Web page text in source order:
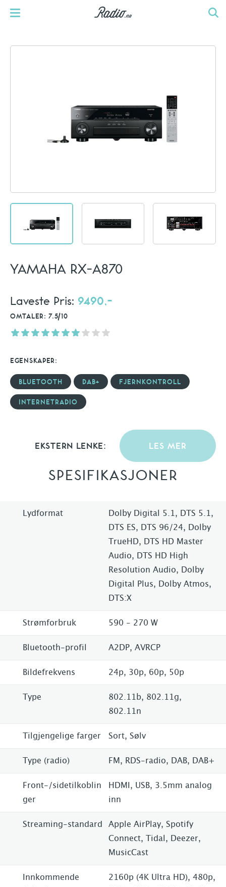
YAMAHA RX-A870
Laveste Pris: 9490,-
OMTALER: 7.5/10
EGENSKAPER:
BLUETOOTH DAB+ FJERNKONTROLL
INTERNETRADIO
EKSTERN LENKE: LES MER
SPESIFIKASJONER
Lydformat
Dolby Digital 5.1, DTS 5.1,
DTS ES, DTS 96/24, Dolby
TrueHD, DTS HD Master
Audio, DTS HD High
Resolution Audio, Dolby
Digital Plus, Dolby Atmos,
DTS:X
Strømforbruk 590 - 270 W
Bluetooth-profil A2DP, AVRCP
Bildefrekvens 24p, 30p, 60p, 50p
Type
802.11b, 802.11g,
802.11n
Tilgjengelige farger Sort, Sølv
Type (radio) FM, RDS-radio, DAB, DAB+
Front-/sidetilkoblin
ger
HDMI, USB, 3.5mm analog
inn
Streaming-standard
Apple AirPlay, Spotify
Connect, Tidal, Deezer,
MusicCast
Innkommende
2160p (4K Ultra HD), 480p,